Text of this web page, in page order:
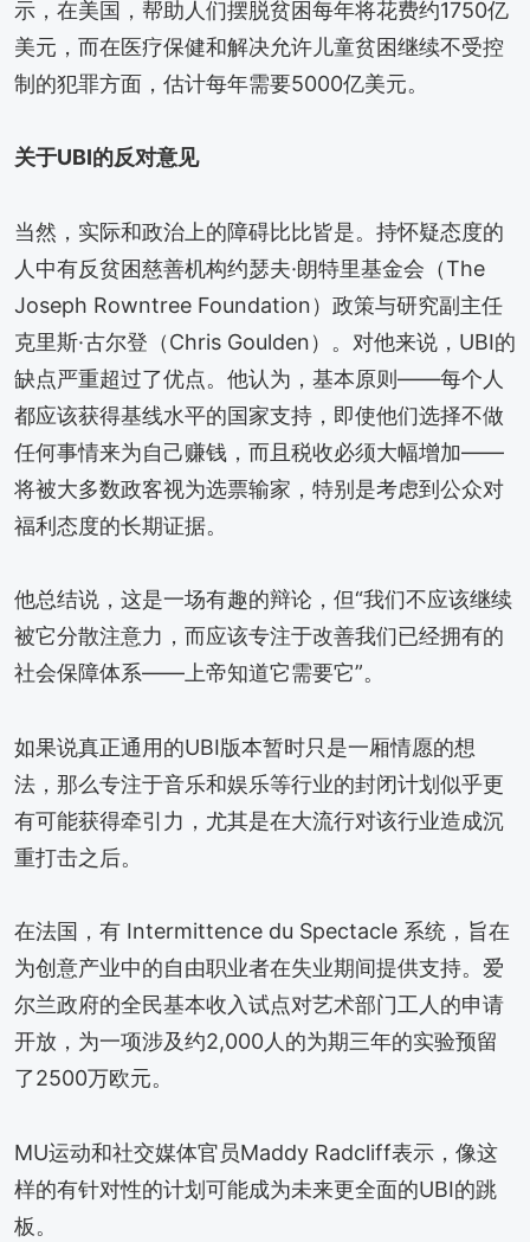
示，在美国，帮助人们摆脱贫困每年将花费约1750亿
美元，而在医疗保健和解决允许儿童贫困继续不受控
制的犯罪方面，估计每年需要5000亿美元。
关于UBI的反对意见
当然，实际和政治上的障碍比比皆是。持怀疑态度的
人中有反贫困慈善机构约瑟夫·朗特里基金会（The
Joseph Rowntree Foundation）政策与研究副主任
克里斯·古尔登（Chris Goulden）。对他来说，UBI的
缺点严重超过了优点。他认为，基本原则——每个人
都应该获得基线水平的国家支持，即使他们选择不做
任何事情来为自己赚钱，而且税收必须大幅增加——
将被大多数政客视为选票输家，特别是考虑到公众对
福利态度的长期证据。
他总结说，这是一场有趣的辩论，但“我们不应该继续
被它分散注意力，而应该专注于改善我们已经拥有的
社会保障体系——上帝知道它需要它”。
如果说真正通用的UBI版本暂时只是一厢情愿的想
法，那么专注于音乐和娱乐等行业的封闭计划似乎更
有可能获得牵引力，尤其是在大流行对该行业造成沉
重打击之后。
在法国，有 Intermittence du Spectacle 系统，旨在
为创意产业中的自由职业者在失业期间提供支持。爱
尔兰政府的全民基本收入试点对艺术部门工人的申请
开放，为一项涉及约2,000人的为期三年的实验预留
了2500万欧元。
MU运动和社交媒体官员Maddy Radcliff表示，像这
样的有针对性的计划可能成为未来更全面的UBI的跳
板。